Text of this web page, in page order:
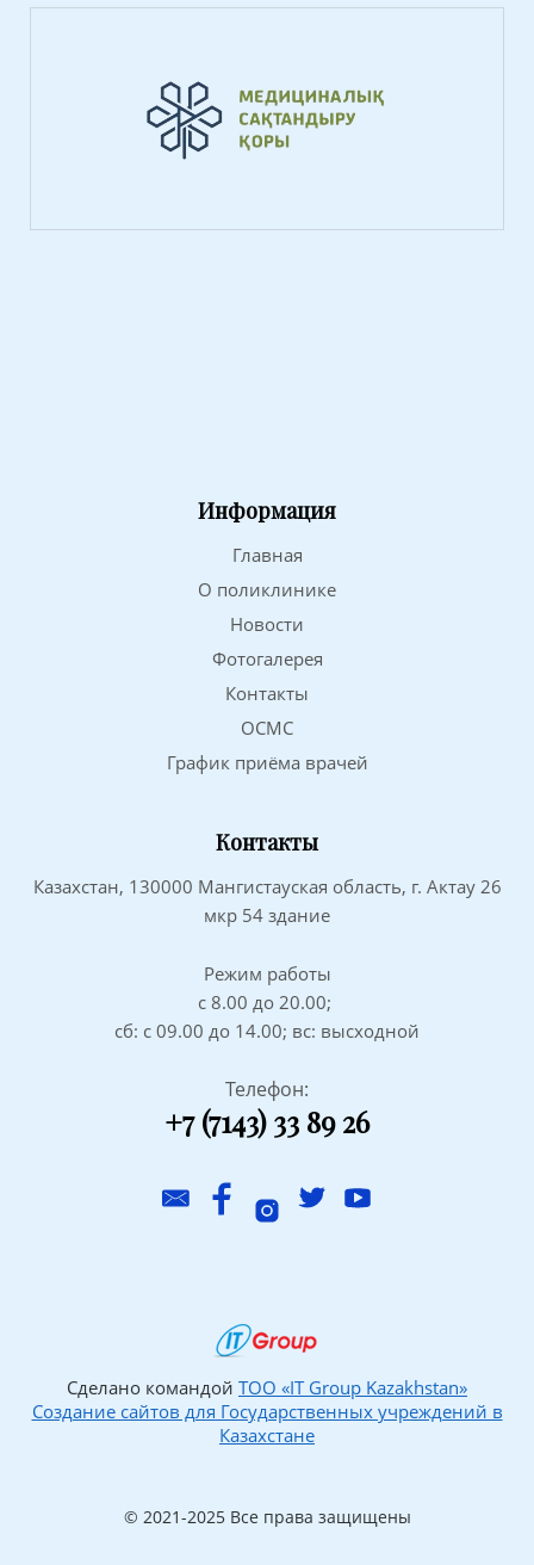
Информация
Главная
О поликлинике
Новости
Фотогалерея
Контакты
ОСМС
График приёма врачей
Контакты
Казахстан, 130000 Мангистауская область, г. Актау 26
мкр 54 здание
Режим работы
с 8.00 до 20.00;
сб: с 09.00 до 14.00; вс: высходной
Телефон:
+7 (7143) 33 89 26
Сделано командой ТОО «IT Group Kazakhstan»
Создание сайтов для Государственных учреждений в
Казахстане
© 2021-2025 Все права защищены